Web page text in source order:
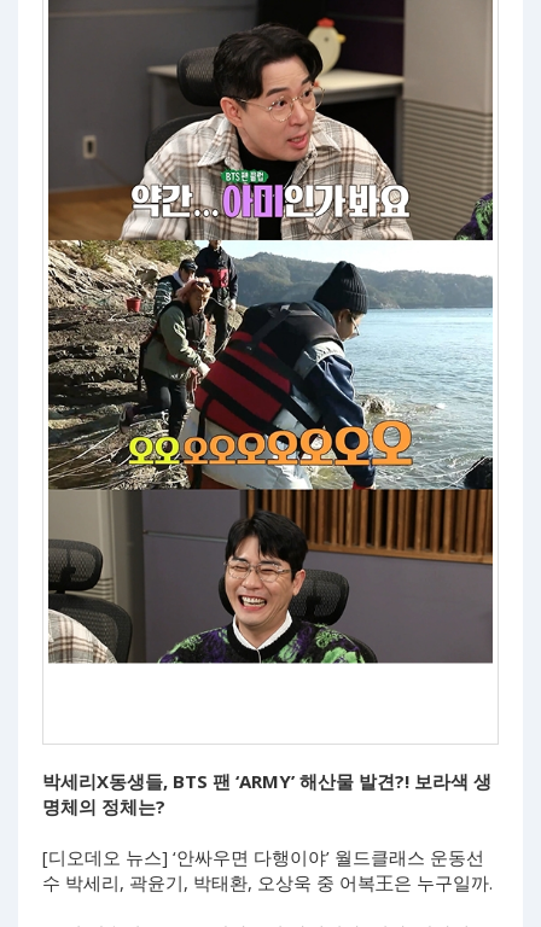
박세리X동생들, BTS 팬 ‘ARMY’ 해산물 발견?! 보라색 생
명체의 정체는?
[디오데오 뉴스] ‘안싸우면 다행이야’ 월드클래스 운동선
수 박세리, 곽윤기, 박태환, 오상욱 중 어복王은 누구일까.